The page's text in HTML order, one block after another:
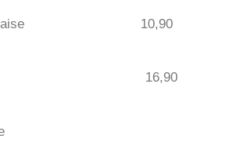
10,90
16,90